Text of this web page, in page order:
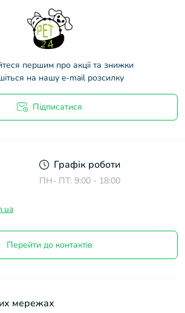
першим про акції та знижки
на нашу e-mail розсилку
Підписатися
Графік роботи
ПН- ПТ: 9:00 - 18:00
Перейти до контактів
мережах